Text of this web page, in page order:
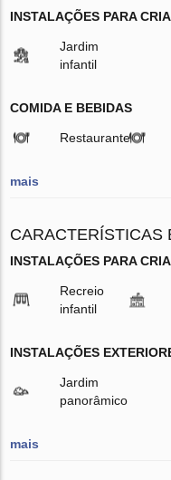
INSTALAÇÕES PARA
Jardim
infantil
COMIDA E BEBIDAS
Restaurante
mais
CARACTERÍSTICAS
INSTALAÇÕES PARA
Recreio
infantil
INSTALAÇÕES
Jardim
panorâmico
mais